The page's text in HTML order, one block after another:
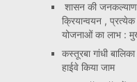
शासन की
क्रियान्वयन ,
योजनाओं का लाभ :
कस्तूरबा गांधी
हाईवे किया जाम